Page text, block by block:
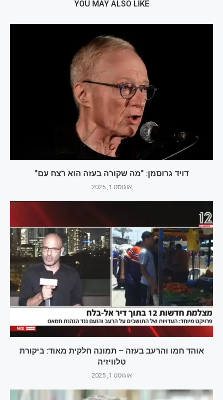
YOU MAY ALSO LIKE
דויד גרוסמן: "מה שקורה בעזה הוא רצח עם"
אוגוסט 1, 2025
אוהד חמו והרעב בעזה – תמונה חלקית מאוד: ביקורת
טלוויזיה
אוגוסט 1, 2025